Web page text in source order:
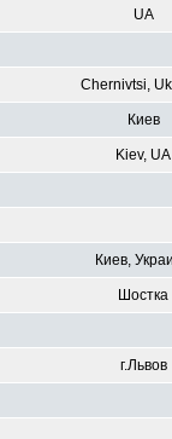
UA
Chernivtsi,
Киев
Kiev, UA
Киев,
Шостка
г.Львов